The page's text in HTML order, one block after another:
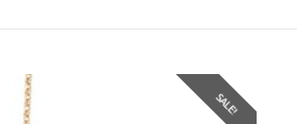
SALE!